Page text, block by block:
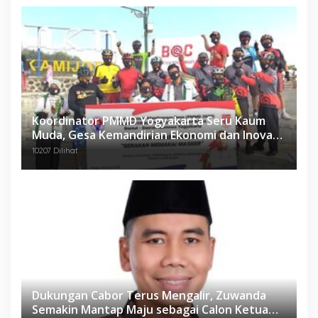
Koordinator PMMD Yogyakarta Seru Kaum
Muda, Gesa Kemandirian Ekonomi dan Inovasi
Desa
10207 Dilihat
Dukungan Cabor Terus Mengalir, Zuwanda
Semakin Mantap Maju sebagai Calon Ketua